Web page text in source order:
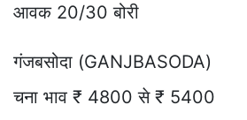
आवक 20/30 बोरी
गंजबसोदा (GANJBASODA)
चना भाव ₹ 4800 से ₹ 5400